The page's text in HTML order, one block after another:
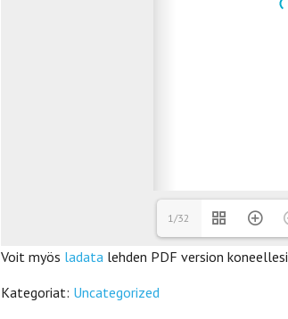
1/32
Voit myös ladata lehden PDF version koneellesi
Kategoriat: Uncategorized